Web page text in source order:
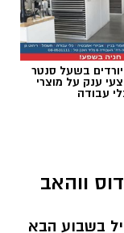
יורדים בשעל סנטר
ענק על מוצרי
עבודה
ווהאב
בשבוע הבא